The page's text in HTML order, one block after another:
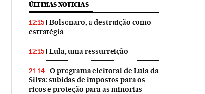
ÚLTIMAS NOTICIAS
12:15
Bolsonaro, a destruição como
estratégia
12:15 Lula, uma ressurreição
21:14
O programa eleitoral de Lula da
Silva: subidas de impostos para os
ricos e proteção para as minorias